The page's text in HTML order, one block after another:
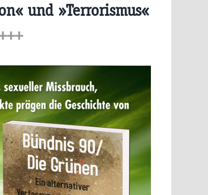
und »Terrorismus«